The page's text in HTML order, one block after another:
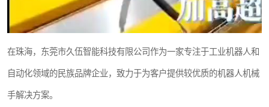
在珠海，东莞市久伍智能科技有限公司作为一家专注于工业机器人和
自动化领域的民族品牌企业，致力于为客户提供较优质的机器人机械
手解决方案。